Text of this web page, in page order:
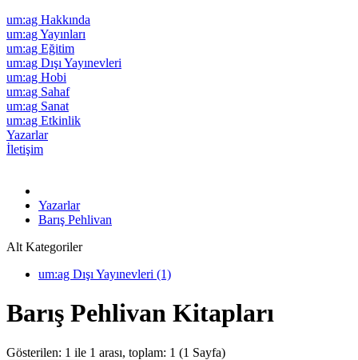
um:ag Hakkında
um:ag Yayınları
um:ag Eğitim
um:ag Dışı Yayınevleri
um:ag Hobi
um:ag Sahaf
um:ag Sanat
um:ag Etkinlik
Yazarlar
İletişim
Yazarlar
Barış Pehlivan
Alt Kategoriler
um:ag Dışı Yayınevleri (1)
Barış Pehlivan Kitapları
Gösterilen: 1 ile 1 arası, toplam: 1 (1 Sayfa)